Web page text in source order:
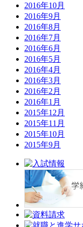
2016年10月
2016年9月
2016年8月
2016年7月
2016年6月
2016年5月
2016年4月
2016年3月
2016年2月
2016年1月
2015年12月
2015年11月
2015年10月
2015年9月